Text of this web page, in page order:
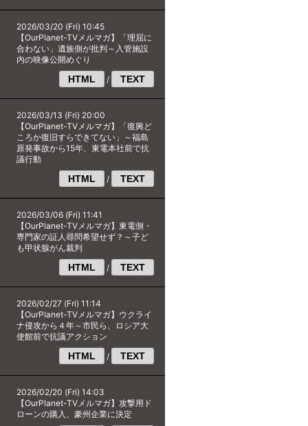
2026/03/20 (Fri) 10:45
【OurPlanet-TVメルマガ】「理屈に
合わない」遺族側が批判～入管施設
内の映像公開めぐり
HTML / TEXT
2026/03/13 (Fri) 20:00
【OurPlanet-TVメルマガ】「復興ど
ころか復旧すらできてない」～福島
原発事故から15年、東電本社前で抗
議行動
HTML / TEXT
2026/03/06 (Fri) 11:41
【OurPlanet-TVメルマガ】東電側・
専門家の証人尋問希望せず？～子ど
も甲状腺がん裁判
HTML / TEXT
2026/02/27 (Fri) 11:14
【OurPlanet-TVメルマガ】ウクライ
ナ侵攻から４年～市民ら、ロシア大
使館前で抗議アクション
HTML / TEXT
2026/02/20 (Fri) 14:03
【OurPlanet-TVメルマガ】攻撃用ド
ローンの購入、豪州企業に決定